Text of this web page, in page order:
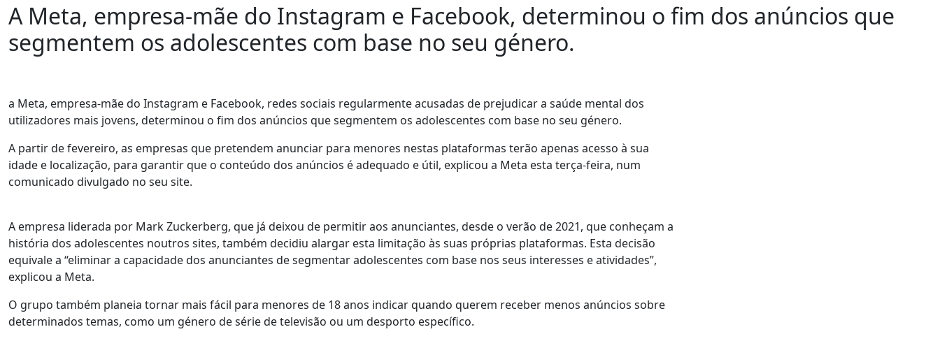
A Meta, empresa-mãe do Instagram e Facebook, determinou o fim dos anúncios que
segmentem os adolescentes com base no seu género.
a Meta, empresa-mãe do Instagram e Facebook, redes sociais regularmente acusadas de prejudicar a saúde mental dos
utilizadores mais jovens, determinou o fim dos anúncios que segmentem os adolescentes com base no seu género.
A partir de fevereiro, as empresas que pretendem anunciar para menores nestas plataformas terão apenas acesso à sua
idade e localização, para garantir que o conteúdo dos anúncios é adequado e útil, explicou a Meta esta terça-feira, num
comunicado divulgado no seu site.
A empresa liderada por Mark Zuckerberg, que já deixou de permitir aos anunciantes, desde o verão de 2021, que conheçam a
história dos adolescentes noutros sites, também decidiu alargar esta limitação às suas próprias plataformas. Esta decisão
equivale a “eliminar a capacidade dos anunciantes de segmentar adolescentes com base nos seus interesses e atividades”,
explicou a Meta.
O grupo também planeia tornar mais fácil para menores de 18 anos indicar quando querem receber menos anúncios sobre
determinados temas, como um género de série de televisão ou um desporto específico.